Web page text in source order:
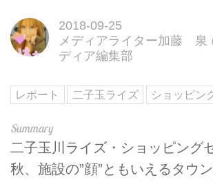
2018-09-25
メディアライター加藤 泉
ディア編集部
レポート 二子玉ライズ ショッピン
二子玉川ライズ・ショッピング
秋、施設の”顔”ともいえるタウ